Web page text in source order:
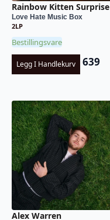
Rainbow Kitten Surprise
Love Hate Music Box
2LP
Bestillingsvare
Legg I Handlekurv 639
Alex Warren